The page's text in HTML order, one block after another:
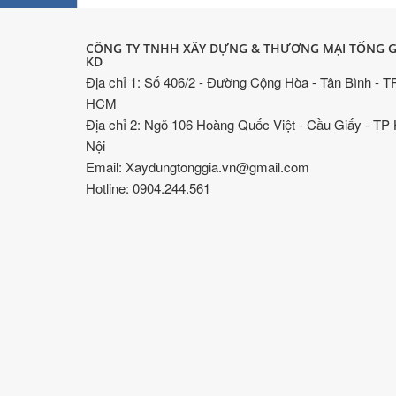
CÔNG TY TNHH XÂY DỰNG & THƯƠNG MẠI TỐNG
KD
Địa chỉ 1: Số 406/2 - Đường Cộng Hòa - Tân Bình -
HCM
Địa chỉ 2: Ngõ 106 Hoàng Quốc Việt - Cầu Giấy - TP
Nội
Email: Xaydungtonggia.vn@gmail.com
Hotline: 0904.244.561